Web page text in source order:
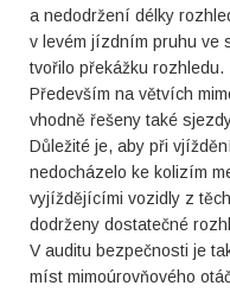
a nedodržení délky
v levém jízdním pruhu ve
tvořilo překážku rozhledu.
Především na větvích
vhodně řešeny také
Důležité je, aby při
nedocházelo ke kolizím
vyjíždějícími vozidly z
dodrženy dostatečné
V auditu bezpečnosti je
míst mimoúrovňového